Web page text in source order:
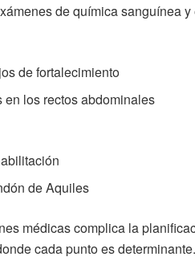
de química sanguínea
de fortalecimiento
en los rectos abdominales
de Aquiles
médicas complica la
cada punto es determinante.